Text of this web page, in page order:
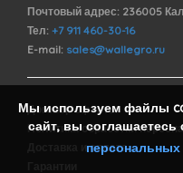
Почтовый адрес: 236005
Тел: +7 911 460-30-16
E-mail: sales@wallegro.ru
Договор оферты
Политика обработки
Доставка и оплата
Мы используем файлы
сайт, вы соглашаетесь